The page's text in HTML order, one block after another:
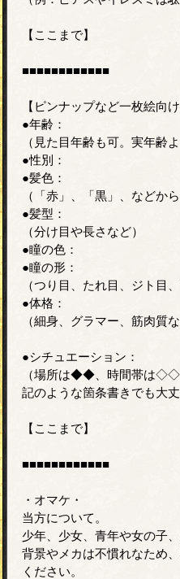
【ここまで】
■■■■■■■■■■■■
【ピンナップなど一枚絵向け
●年齢：
（見た目年齢も可。実年齢
●性別：
●髪色：
（「赤」、「黒」、などか
●髪型：
（分け目や長さなど）
●瞳の色：
●瞳の形：
（つり目、たれ目、ジト目
●体格：
（細身、グラマー、筋肉質
●シチュエーション：
（場所は◆◆、時間帯は◇◇
記のような箇条書きでも大丈
【ここまで】
■■■■■■■■■■■■
・オマケ・
当方について。
少年、少女、青年や女の子
背景やメカは不慣れなため
ください。